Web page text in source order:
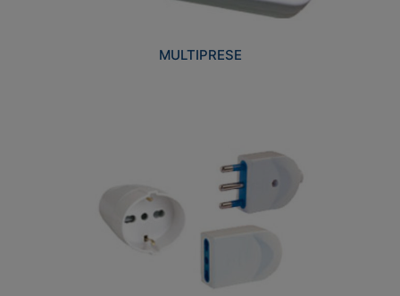
MULTIPRESE